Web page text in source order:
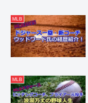
MLB
MLB